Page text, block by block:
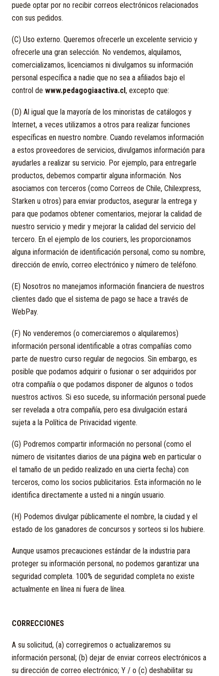
puede optar por no recibir correos electrónicos relacionados
con sus pedidos.
(C) Uso externo. Queremos ofrecerle un excelente servicio y
ofrecerle una gran selección. No vendemos, alquilamos,
comercializamos, licenciamos ni divulgamos su información
personal específica a nadie que no sea a afiliados bajo el
control de www.pedagogiaactiva.cl, excepto que:
(D) Al igual que la mayoría de los minoristas de catálogos y
Internet, a veces utilizamos a otros para realizar funciones
específicas en nuestro nombre. Cuando revelamos información
a estos proveedores de servicios, divulgamos información para
ayudarles a realizar su servicio. Por ejemplo, para entregarle
productos, debemos compartir alguna información. Nos
asociamos con terceros (como Correos de Chile, Chilexpress,
Starken u otros) para enviar productos, asegurar la entrega y
para que podamos obtener comentarios, mejorar la calidad de
nuestro servicio y medir y mejorar la calidad del servicio del
tercero. En el ejemplo de los couriers, les proporcionamos
alguna información de identificación personal, como su nombre,
dirección de envío, correo electrónico y número de teléfono.
(E) Nosotros no manejamos información financiera de nuestros
clientes dado que el sistema de pago se hace a través de
WebPay.
(F) No venderemos (o comerciaremos o alquilaremos)
información personal identificable a otras compañías como
parte de nuestro curso regular de negocios. Sin embargo, es
posible que podamos adquirir o fusionar o ser adquiridos por
otra compañía o que podamos disponer de algunos o todos
nuestros activos. Si eso sucede, su información personal puede
ser revelada a otra compañía, pero esa divulgación estará
sujeta a la Política de Privacidad vigente.
(G) Podremos compartir información no personal (como el
número de visitantes diarios de una página web en particular o
el tamaño de un pedido realizado en una cierta fecha) con
terceros, como los socios publicitarios. Esta información no le
identifica directamente a usted ni a ningún usuario.
(H) Podemos divulgar públicamente el nombre, la ciudad y el
estado de los ganadores de concursos y sorteos si los hubiere.
Aunque usamos precauciones estándar de la industria para
proteger su información personal, no podemos garantizar una
seguridad completa. 100% de seguridad completa no existe
actualmente en línea ni fuera de línea.
CORRECCIONES
A su solicitud, (a) corregiremos o actualizaremos su
información personal; (b) dejar de enviar correos electrónicos a
su dirección de correo electrónico; Y / o (c) deshabilitar su